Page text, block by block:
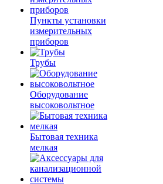
Пункты установки
измерительных
приборов
Трубы
Оборудование
высоковольтное
Бытовая техника
мелкая